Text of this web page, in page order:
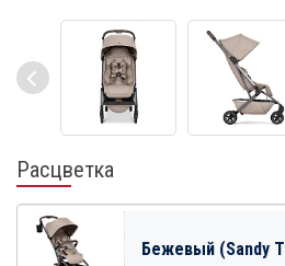
Расцветка
Бежевый (Sandy